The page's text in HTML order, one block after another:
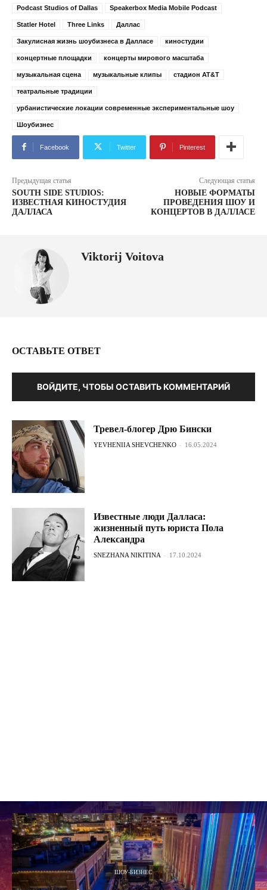
Podcast Studios of Dallas Speakerbox Media Mobile Podcast
Statler Hotel Three Links Даллас
Закулисная жизнь шоубизнеса в Далласе киностудии
концертные площадки концерты мирового масштаба
музыкальная сцена музыкальные клипы стадион AT&T
театральные традиции
урбанистические локации современные экспериментальные шоу
Шоубизнес
Facebook Twitter Pinterest
Предыдущая статья
SOUTH SIDE STUDIOS:
ИЗВЕСТНАЯ КИНОСТУДИЯ
ДАЛЛАСА
Следующая статья
НОВЫЕ ФОРМАТЫ
ПРОВЕДЕНИЯ ШОУ И
КОНЦЕРТОВ В ДАЛЛАСЕ
Viktorij Voitova
ОСТАВЬТЕ ОТВЕТ
ВОЙДИТЕ, ЧТОБЫ ОСТАВИТЬ КОММЕНТАРИЙ
Тревел-блогер Дрю Бински
YEVHENIIA SHEVCHENKO - 16.05.2024
Известные люди Далласа:
жизненный путь юриста Пола
Александра
SNEZHANA NIKITINA - 17.10.2024